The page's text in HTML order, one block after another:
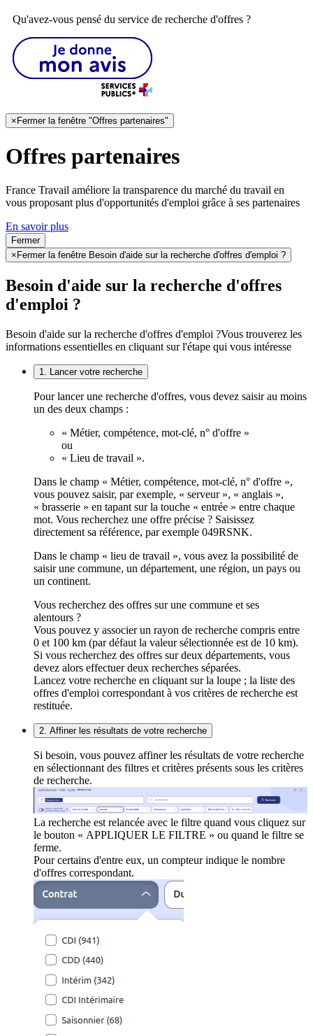
Qu'avez-vous pensé du service de recherche d'offres ?
× Fermer la fenêtre "Offres partenaires"
Offres partenaires
France Travail améliore la transparence du marché du travail en
vous proposant plus d'opportunités d'emploi grâce à ses partenaires
En savoir plus
Fermer
× Fermer la fenêtre Besoin d'aide sur la recherche d'offres d'emploi ?
Besoin d'aide sur la recherche d'offres
d'emploi ?
Besoin d'aide sur la recherche d'offres d'emploi ?Vous trouverez les
informations essentielles en cliquant sur l'étape qui vous intéresse
1. Lancer votre recherche
Pour lancer une recherche d'offres, vous devez saisir au moins
un des deux champs :
« Métier, compétence, mot-clé, n° d'offre »
ou
« Lieu de travail ».
Dans le champ « Métier, compétence, mot-clé, n° d'offre »,
vous pouvez saisir, par exemple, « serveur », « anglais »,
« brasserie » en tapant sur la touche « entrée » entre chaque
mot. Vous recherchez une offre précise ? Saisissez
directement sa référence, par exemple 049RSNK.
Dans le champ « lieu de travail », vous avez la possibilité de
saisir une commune, un département, une région, un pays ou
un continent.
Vous recherchez des offres sur une commune et ses
alentours ?
Vous pouvez y associer un rayon de recherche compris entre
0 et 100 km (par défaut la valeur sélectionnée est de 10 km).
Si vous recherchez des offres sur deux départements, vous
devez alors effectuer deux recherches séparées.
Lancez votre recherche en cliquant sur la loupe ; la liste des
offres d'emploi correspondant à vos critères de recherche est
restituée.
2. Affiner les résultats de votre recherche
Si besoin, vous pouvez affiner les résultats de votre recherche
en sélectionnant des filtres et critères présents sous les critères
de recherche.
La recherche est relancée avec le filtre quand vous cliquez sur
le bouton « APPLIQUER LE FILTRE » ou quand le filtre se
ferme.
Pour certains d'entre eux, un compteur indique le nombre
d'offres correspondant.